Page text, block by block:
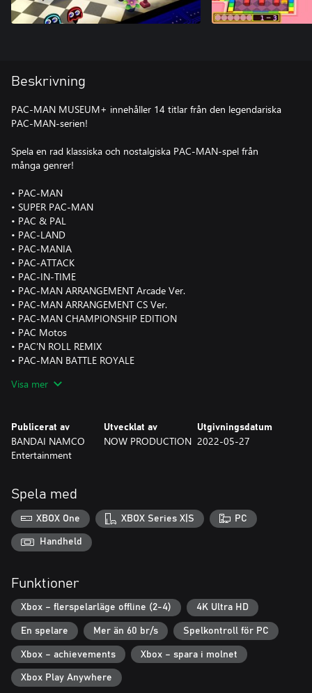
Beskrivning
PAC-MAN MUSEUM+ innehåller 14 titlar från den legendariska
PAC-MAN-serien!
Spela en rad klassiska och nostalgiska PAC-MAN-spel från
många genrer!
• PAC-MAN
• SUPER PAC-MAN
• PAC & PAL
• PAC-LAND
• PAC-MANIA
• PAC-ATTACK
• PAC-IN-TIME
• PAC-MAN ARRANGEMENT Arcade Ver.
• PAC-MAN ARRANGEMENT CS Ver.
• PAC-MAN CHAMPIONSHIP EDITION
• PAC Motos
• PAC'N ROLL REMIX
• PAC-MAN BATTLE ROYALE
PAC-LAND, samt nytillskotten PAC-IN-TIME och PAC-MAN 256.
Oavsett om du älskar sidorullningen i det ursprungliga PAC-
MAN eller själva pusselgenren så har den här samlingen något
• Spela med vänner och familj
Innehåller fem spel som kan spelas med vänner och familj i lokalt
flerspelarläge! Det finns till och med spel där två spelare kan
turas om, så att alla kan uppleva PAC-MAN tillsammans!
Samla föremål varje gång du spelar och anpassa din egen arkad
med dem!
Visa mer
Publicerat av
BANDAI NAMCO
Entertainment
Utvecklat av
NOW PRODUCTION
Utgivningsdatum
2022-05-27
Spela med
XBOX One XBOX Series X|S PC
Handheld
Funktioner
Xbox – flerspelarläge offline (2-4) 4K Ultra HD
En spelare Mer än 60 br/s Spelkontroll för PC
Xbox – achievements Xbox – spara i molnet
Xbox Play Anywhere